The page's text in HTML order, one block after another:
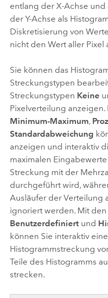
entlang der X-Achse
der Y-Achse als
Diskretisierung von
nicht den Wert aller Pixel
Sie können das
Streckungstypen
Streckungstypen Keine
Pixelverteilung
Minimum-Maximum,
Standardabweichung
anzeigen und interaktiv
maximalen
Streckung mit der
durchgeführt wird,
Ausläufer der Verteilung
ignoriert werden. Mit
Benutzerdefiniertund
können Sie interaktiv
Histogrammstreckung
Teile des Histogramms
strecken.